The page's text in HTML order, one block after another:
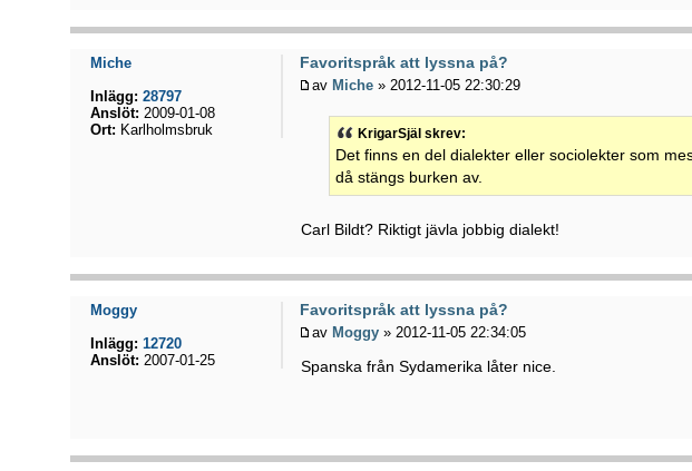
Favoritspråk att lyssna på?
av Miche » 2012-11-05 22:30:29
KrigarSjäl skrev:
Det finns en del dialekter eller sociolekter som
då stängs burken av.
Carl Bildt? Riktigt jävla jobbig dialekt!
Miche
Inlägg: 28797
Anslöt: 2009-01-08
Ort: Karlholmsbruk
Favoritspråk att lyssna på?
av Moggy » 2012-11-05 22:34:05
Spanska från Sydamerika låter nice.
Moggy
Inlägg: 12720
Anslöt: 2007-01-25